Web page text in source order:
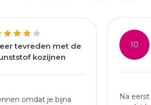
tevreden met de
kozijnen
omdat je bijna
10
Na